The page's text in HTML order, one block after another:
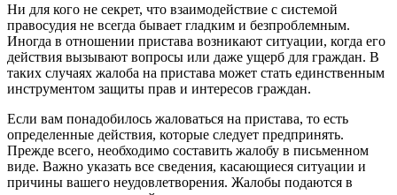
Ни для кого не секрет, что взаимодействие с системой
правосудия не всегда бывает гладким и безпроблемным.
Иногда в отношении пристава возникают ситуации, когда его
действия вызывают вопросы или даже ущерб для граждан. В
таких случаях жалоба на пристава может стать единственным
инструментом защиты прав и интересов граждан.
Если вам понадобилось жаловаться на пристава, то есть
определенные действия, которые следует предпринять.
Прежде всего, необходимо составить жалобу в письменном
виде. Важно указать все сведения, касающиеся ситуации и
причины вашего неудовлетворения. Жалобы подаются в